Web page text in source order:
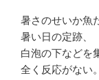
暑さのせいか魚
暑い日の定跡、
白泡の下などを
全く反応がない。